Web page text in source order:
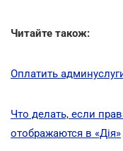
Читайте також:
Оплатить
Что делать, если
отображаются в «Дія»